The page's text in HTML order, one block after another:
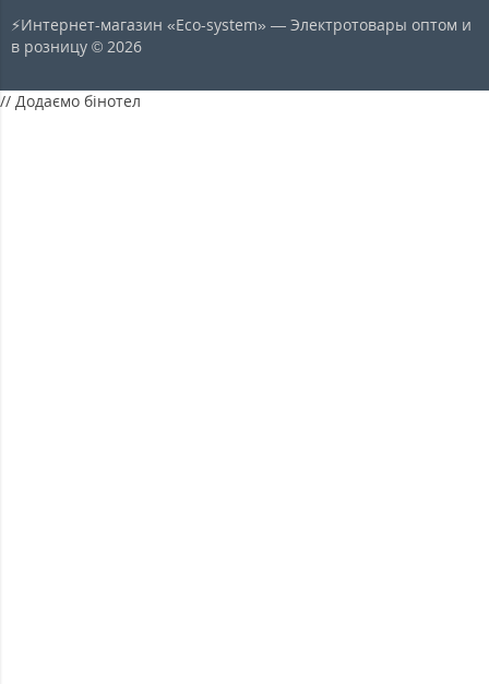
⚡Интернет-магазин «Eco-system» — Электротовары оптом и
в розницу © 2026
// Додаємо бінотел